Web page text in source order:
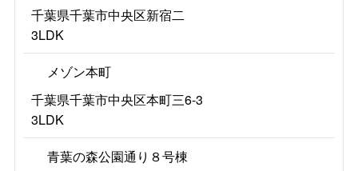
千葉県千葉市中央区新宿二
3LDK
メゾン本町
千葉県千葉市中央区本町三6-3
3LDK
青葉の森公園通り８号棟